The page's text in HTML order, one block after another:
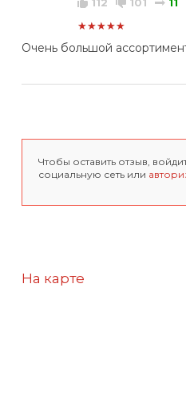
112 101
11
★★★★★
Очень большой
Чтобы оставить отзыв,
социальную сеть или
На карте